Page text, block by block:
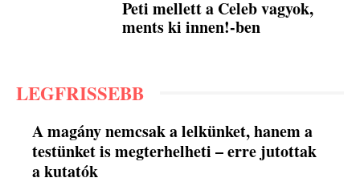
Peti mellett a Celeb vagyok,
ments ki innen!-ben
LEGFRISSEBB
A magány nemcsak a lelkünket, hanem a
testünket is megterhelheti – erre jutottak
a kutatók